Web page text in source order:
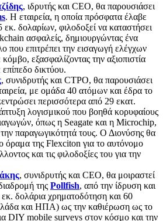
, ιδρυτής και CEO, θα παρουσιάσει
. Η εταιρεία, η οποία πρόσφατα έλαβε
δολαρίων, φιλοδοξεί να καταστήσει
ασφαλείς, δημιουργώντας ένα
που επιτρέπει την εισαγωγή ελέγχων
εξασφαλίζοντας την αξιοπιστία
δικτύου.
, συνιδρυτής και CTPO, θα παρουσιάσει
με ομάδα 40 ατόμων και έδρα το
περισσότερα από 29 εκατ.
λογισμικού που βοηθά κορυφαίους
όπως η Seagate και η Microchip,
παραγωγικότητά τους. Ο Διονύσης θα
όραμα της Flexciton για το αυτόνομο
και τις φιλοδοξίες του για την
, συνιδρυτής και CEO, θα μοιραστεί
της Pollfish, από την ίδρυση και
δολάρια χρηματοδότηση και 60
και ΗΠΑ) ως την καθιέρωση ως το
DIY mobile surveys στον κόσμο και την